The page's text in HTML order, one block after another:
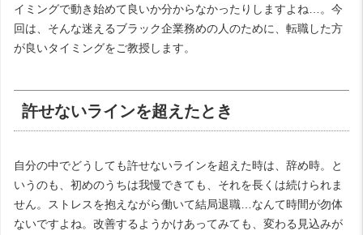
イミングで動き始めて良いか分からなかったりしますよね…。今
回は、そんな迷えるブラック企業務めの人のために、転職した方
が良いタイミングをご教授します。
許せないラインを超えたとき
自分の中でどうしても許せないラインを超えた時は、辞め時。と
いうのも、初めのうちは我慢できても、それを長くは続けられま
せん。ストレスを抱えながら働いて結局退職…なんて時間が勿体
ないですよね。改善するようかけあってみても、変わる見込みが